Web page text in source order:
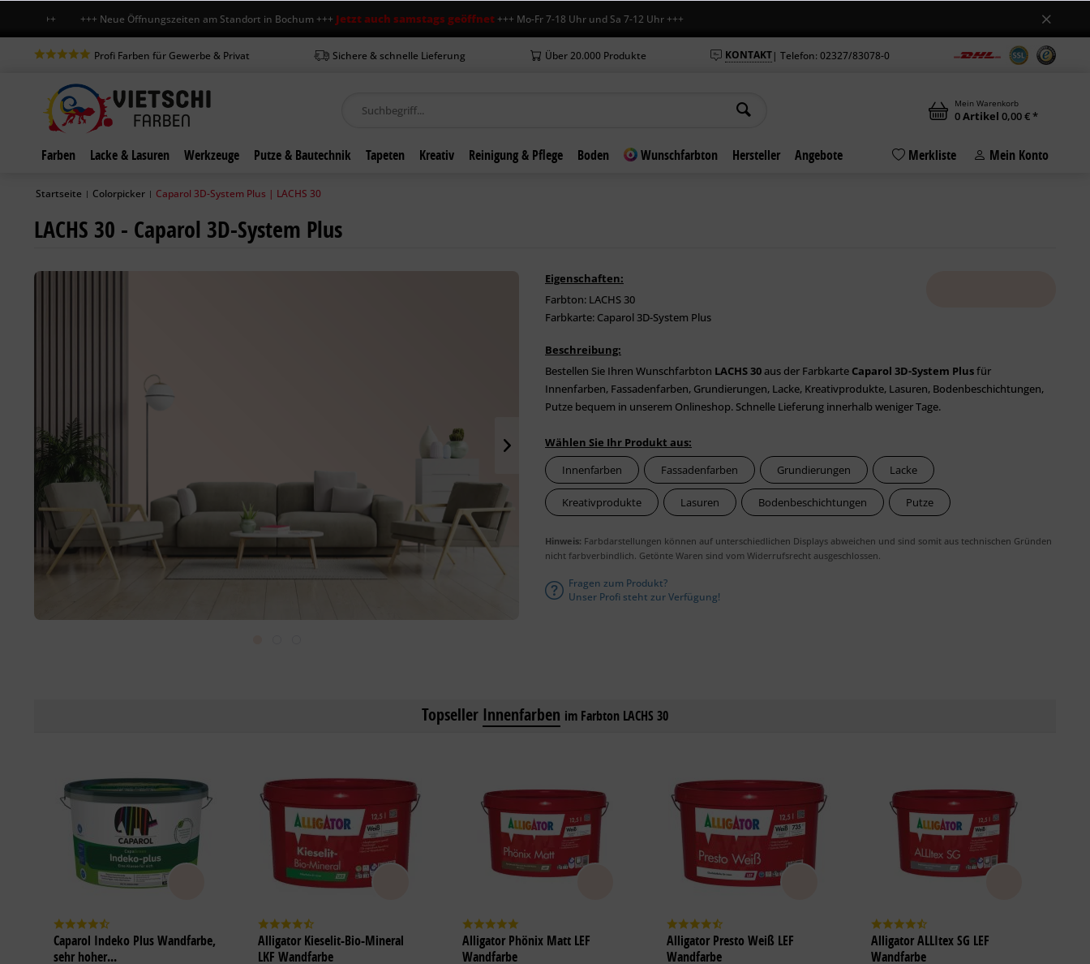
+++ Neue Öffnungszeiten am Standort in Bochum +++Jetzt auch samstags geöffnet+++ Mo-Fr 7-18 Uhr und Sa 7-12 Uhr +++ +++ Neue Öffnungszeiten am Standort in Bochum +++ Jetzt auch samstags geöffnet
Profi Farben für Gewerbe & Privat Sichere & schnelle Lieferung Über 20.000 Produkte KONTAKT| Telefon: 02327/83078-0
Mein Warenkorb
0Artikel 0,00 € *
Farben Lacke & Lasuren Werkzeuge Putze & Bautechnik Tapeten Kreativ Reinigung & Pflege Boden Wunschfarbton Hersteller Angebote Merkliste Mein Konto
Startseite | Colorpicker | Caparol 3D-System Plus | LACHS 30
LACHS 30 - Caparol 3D-System Plus
Eigenschaften:
Farbton: LACHS 30
Farbkarte: Caparol 3D-System Plus
Beschreibung:
Bestellen Sie Ihren Wunschfarbton LACHS 30aus der Farbkarte Caparol 3D-System Plusfür
Innenfarben, Fassadenfarben, Grundierungen, Lacke, Kreativprodukte, Lasuren, Bodenbeschichtungen,
Putze bequem in unserem Onlineshop. Schnelle Lieferung innerhalb weniger Tage.
Wählen Sie Ihr Produkt aus:
Innenfarben
Fassadenfarben Grundierungen Lacke
Kreativprodukte Lasuren Bodenbeschichtungen Putze
Hinweis: Farbdarstellungen können auf unterschiedlichen Displays abweichen und sind somit aus technischen Gründen
nicht farbverbindlich. Getönte Waren sind vom Widerrufsrecht ausgeschlossen.
Fragen zum Produkt?
Unser Profi steht zur Verfügung!
Topseller Innenfarben im Farbton LACHS 30
Caparol Indeko Plus Wandfarbe,
sehr hoher...
Alligator Kieselit-Bio-Mineral
LKF Wandfarbe
Alligator Phönix Matt LEF
Wandfarbe
Alligator Presto Weiß LEF
Wandfarbe
Alligator ALLItex SG LEF
Wandfarbe